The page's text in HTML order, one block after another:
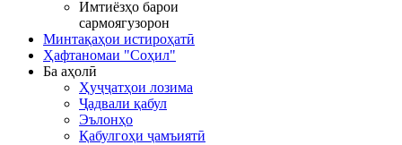
Имтиёзҳо барои
сармоягузорон
Минтақаҳои истироҳатӣ
Ҳафтаномаи "Соҳил"
Ба аҳолӣ
Ҳуҷҷатҳои лозима
Ҷадвали қабул
Эълонҳо
Қабулгоҳи ҷамъиятӣ